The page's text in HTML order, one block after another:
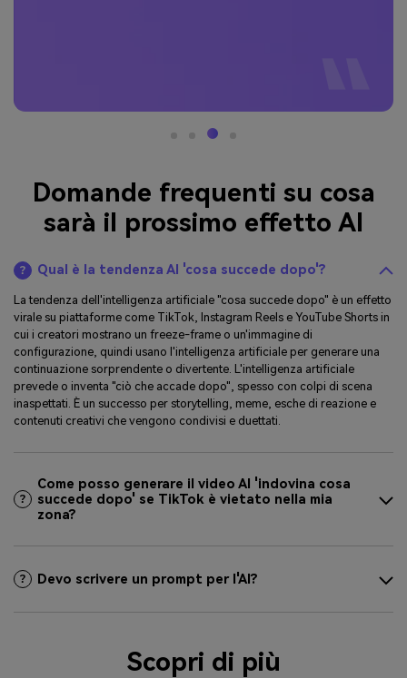
Domande frequenti su cosa
sarà il prossimo effetto AI
Qual è la tendenza AI 'cosa succede dopo'?
La tendenza dell'intelligenza artificiale "cosa succede dopo" è un effetto
virale su piattaforme come TikTok, Instagram Reels e YouTube Shorts in
cui i creatori mostrano un freeze-frame o un'immagine di
configurazione, quindi usano l'intelligenza artificiale per generare una
continuazione sorprendente o divertente. L'intelligenza artificiale
prevede o inventa "ciò che accade dopo", spesso con colpi di scena
inaspettati. È un successo per storytelling, meme, esche di reazione e
contenuti creativi che vengono condivisi e duettati.
Come posso generare il video AI 'indovina cosa
succede dopo' se TikTok è vietato nella mia
zona?
Devo scrivere un prompt per l'AI?
Scopri di più